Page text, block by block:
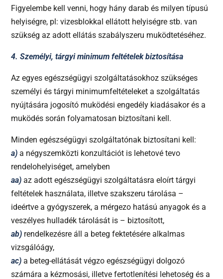
Figyelembe kell venni, hogy hány darab és milyen típusú
helyiségre, pl: vizesblokkal ellátott helyiségre stb. van
szükség az adott ellátás szabályszeru muködtetéséhez.
4. Személyi, tárgyi minimum feltételek biztosítása
Az egyes egészségügyi szolgáltatásokhoz szükséges
személyi és tárgyi minimumfeltételeket a szolgáltatás
nyújtására jogosító muködési engedély kiadásakor és a
muködés során folyamatosan biztosítani kell.
Minden egészségügyi szolgáltatónak biztosítani kell:
a) a négyszemközti konzultációt is lehetové tevo
rendelohelyiséget, amelyben
aa) az adott egészségügyi szolgáltatásra eloírt tárgyi
feltételek használata, illetve szakszeru tárolása –
ideértve a gyógyszerek, a mérgezo hatású anyagok és a
veszélyes hulladék tárolását is – biztosított,
ab) rendelkezésre áll a beteg fektetésére alkalmas
vizsgálóágy,
ac) a beteg-ellátását végzo egészségügyi dolgozó
számára a kézmosási, illetve fertotlenítési lehetoség és a